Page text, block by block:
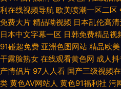
利在线视频导航 欧美喷潮一区二区
免费大片 精品呦视频 日本乱伦高
日本中文字幕一区 日韩免费精品视
91碰超免费 亚洲色图网站 精品欧美
干露脸熟女 在线观看黄色网 成人
产情侣片 97人人看 国产三级视频
类 黄色AV网站人 黄色91福利社 污